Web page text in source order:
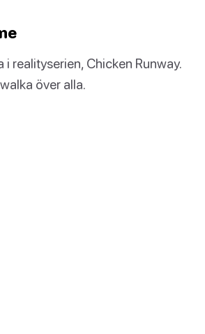
i realityserien, Chicken Runway.
över alla.